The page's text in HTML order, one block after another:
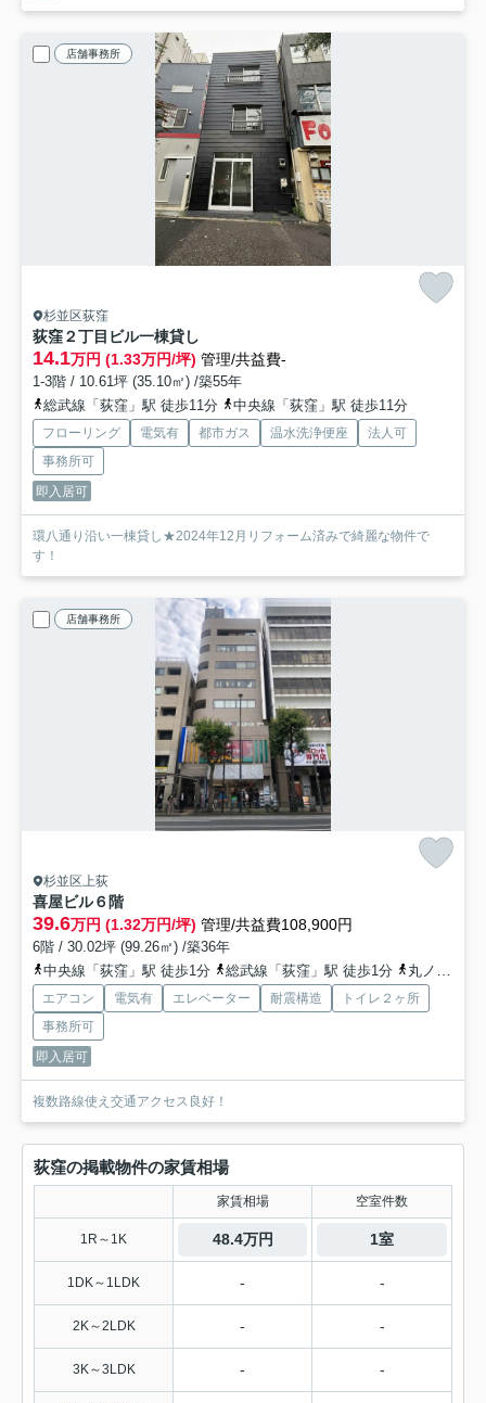
店舗事務所
杉並区荻窪
荻窪２丁目ビル一棟貸し
14.1万円 (1.33万円/坪) 管理/共益費-
1-3階 / 10.61坪 (35.10㎡) /築55年
総武線「荻窪」駅 徒歩11分
中央線「荻窪」駅 徒歩11分
フローリング 電気有 都市ガス 温水洗浄便座
法人可
事務所可
即入居可
環八通り沿い一棟貸し★2024年12月リフォーム済みで綺麗な物件で
す！
店舗事務所
杉並区上荻
喜屋ビル６階
39.6万円 (1.32万円/坪) 管理/共益費108,900円
6階 / 30.02坪 (99.26㎡) /築36年
中央線「荻窪」駅 徒歩1分
総武線「荻窪」駅 徒歩1分 丸ノ内線「荻窪」駅 徒歩1分
エアコン 電気有 エレベーター 耐震構造
トイレ２ヶ所
事務所可
即入居可
複数路線使え交通アクセス良好！
荻窪の掲載物件の家賃相場
家賃相場 空室件数
1R～1K 48.4万円 1室
1DK～1LDK - -
2K～2LDK - -
3K～3LDK - -